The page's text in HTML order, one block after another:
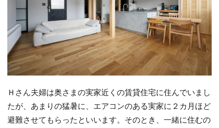
Ｈさん夫婦は奥さまの実家近くの賃貸住宅に住んでいまし
たが、あまりの猛暑に、エアコンのある実家に２カ月ほど
避難させてもらったといいます。そのとき、一緒に住むの